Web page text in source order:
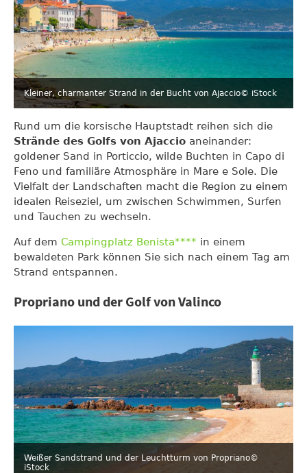
Kleiner, charmanter Strand in der Bucht von Ajaccio© iStock
Rund um die korsische Hauptstadt reihen sich die
Strände des Golfs von Ajaccio aneinander:
goldener Sand in Porticcio, wilde Buchten in Capo di
Feno und familiäre Atmosphäre in Mare e Sole. Die
Vielfalt der Landschaften macht die Region zu einem
idealen Reiseziel, um zwischen Schwimmen, Surfen
und Tauchen zu wechseln.
Auf dem Campingplatz Benista**** in einem
bewaldeten Park können Sie sich nach einem Tag am
Strand entspannen.
Propriano und der Golf von Valinco
Weißer Sandstrand und der Leuchtturm von Propriano©
iStock